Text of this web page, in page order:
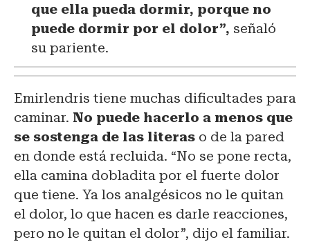
que ella pueda dormir, porque no
puede dormir por el dolor”, señaló
su pariente.
Emirlendris tiene muchas dificultades para
caminar. No puede hacerlo a menos que
se sostenga de las literas o de la pared
en donde está recluida. “No se pone recta,
ella camina dobladita por el fuerte dolor
que tiene. Ya los analgésicos no le quitan
el dolor, lo que hacen es darle reacciones,
pero no le quitan el dolor”, dijo el familiar.